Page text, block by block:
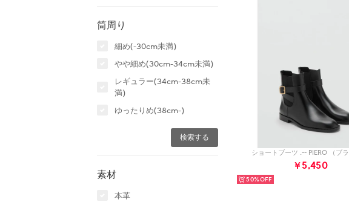
筒周り
細め(-30cm未満)
やや細め(30cm-34cm未満)
レギュラー(34cm-38cm未
満)
ゆったりめ(38cm-)
素材
本革
ショートブーツ .-- PIERO （ブラ
￥5,450
50%